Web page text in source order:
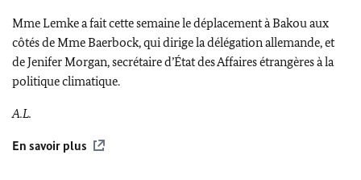
MmeLemkea fait cette semaine le déplacement à Bakou aux
côtés de MmeBaerbock, qui dirige la délégation allemande, et
deJenifer Morgan, secrétaire d’État des Affaires étrangères à la
politique climatique.
A.L.
En savoir plus